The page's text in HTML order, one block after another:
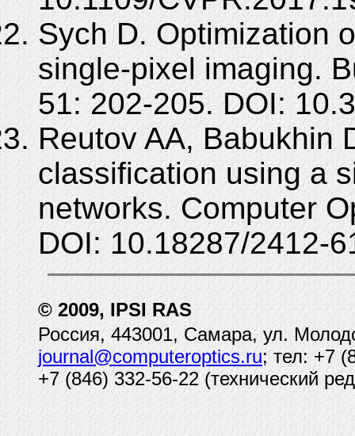
Sych D. Optimization
single-pixel imaging.
51: 202-205. DOI:
Reutov AA, Babukhin
classification using a
networks. Computer
DOI: 10.18287/2412-
© 2009, IPSI RAS
Россия, 443001, Самара, ул.
journal@computeroptics.ru; тел: +7
+7 (846) 332-56-22 (технический